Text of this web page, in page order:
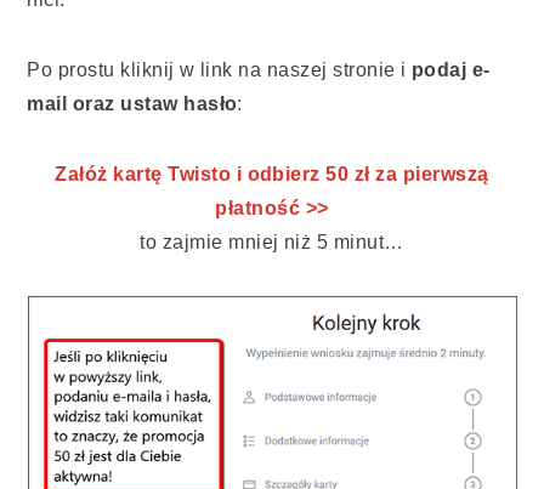
Po prostu kliknij w link na naszej stronie i podaj e-
mail oraz ustaw hasło:
Załóż kartę Twisto i odbierz 50 zł za pierwszą
płatność >>
to zajmie mniej niż 5 minut…